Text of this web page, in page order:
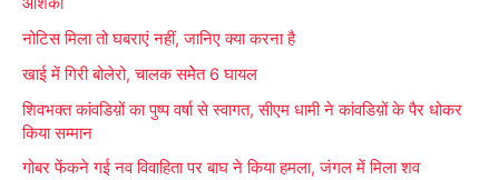
नोटिस मिला तो घबराएं नहीं, जानिए क्या करना है
खाई में गिरी बोलेरो, चालक समेेत 6 घायल
शिवभक्त कांवडिय़ों का पुष्प वर्षा से स्वागत, सीएम धामी ने कांवडिय़ों के पैर धोकर
किया सम्मान
गोबर फेंकने गई नव विवाहिता पर बाघ ने किया हमला, जंगल में मिला शव